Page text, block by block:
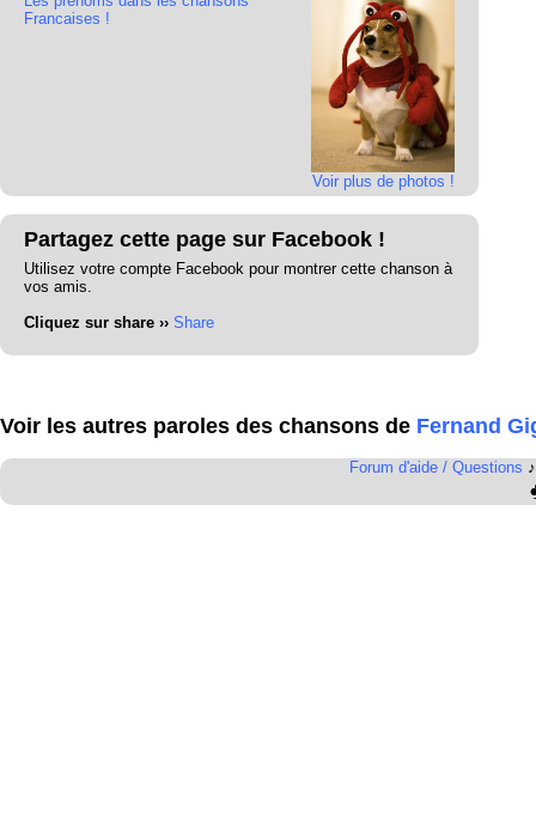
Voir plus de photos !
Francaises !
Partagez cette page sur Facebook !
Utilisez votre compte Facebook pour montrer cette chanson à
vos amis.
Cliquez sur share ›› Share
Voir les autres paroles des chansons de Fernand
Forum d'aide / Questions